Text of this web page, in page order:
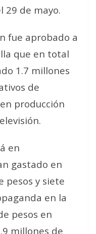
29 de mayo.
fue aprobado a
que en total
1.7 millones
de
producción
en
gastado en
pesos y siete
en la
pesos en
millones de